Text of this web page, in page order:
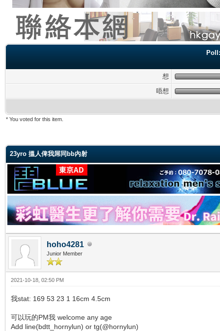
想
唔想
* You voted for this item.
23yro 搵人俾我屌同bb內射
hoho4281
Junior Member
2021-10-18, 02:50 PM
我stat: 169 53 23 1 16cm 4.5cm
可以玩的PM我 welcome any age
Add line(bdtt_hornylun) or tg(@hornylun)